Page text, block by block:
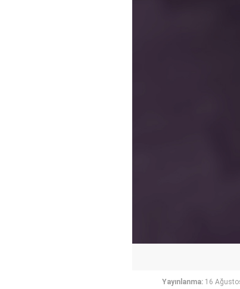
Yayınlanma: 16